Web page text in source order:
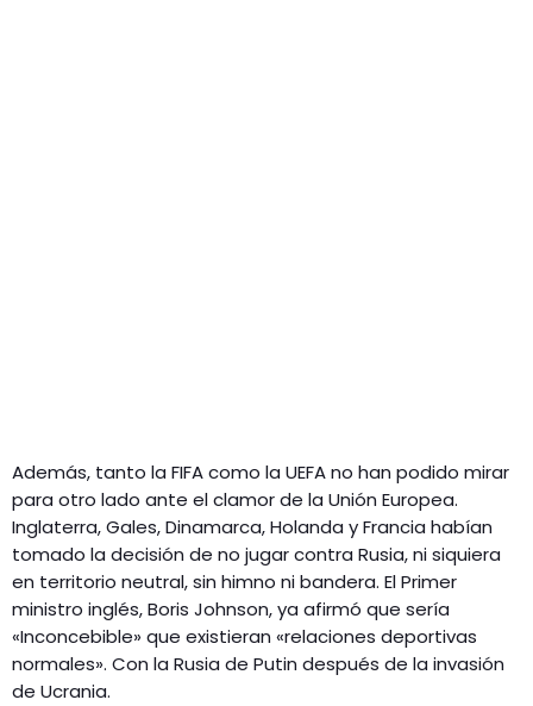
Además, tanto la FIFA como la UEFA no han podido mirar
para otro lado ante el clamor de la Unión Europea.
Inglaterra, Gales, Dinamarca, Holanda y Francia habían
tomado la decisión de no jugar contra Rusia, ni siquiera
en territorio neutral, sin himno ni bandera. El Primer
ministro inglés, Boris Johnson, ya afirmó que sería
«Inconcebible» que existieran «relaciones deportivas
normales». Con la Rusia de Putin después de la invasión
de Ucrania.